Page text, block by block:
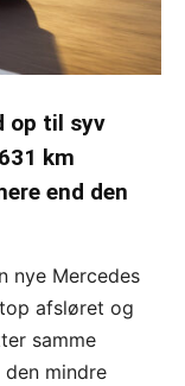
op til syv
km
end den
nye Mercedes
afsløret og
samme
mindre